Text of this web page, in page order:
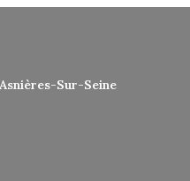
Sur-Seine